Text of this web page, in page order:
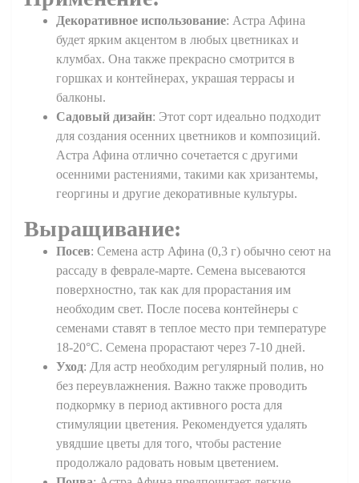
Декоративное использование: Астра Афина
будет ярким акцентом в любых цветниках и
клумбах. Она также прекрасно смотрится в
горшках и контейнерах, украшая террасы и
балконы.
Садовый дизайн: Этот сорт идеально подходит
для создания осенних цветников и композиций.
Астра Афина отлично сочетается с другими
осенними растениями, такими как хризантемы,
георгины и другие декоративные культуры.
Выращивание:
Посев: Семена астр Афина (0,3 г) обычно сеют на
рассаду в феврале-марте. Семена высеваются
поверхностно, так как для прорастания им
необходим свет. После посева контейнеры с
семенами ставят в теплое место при температуре
18-20°C. Семена прорастают через 7-10 дней.
Уход: Для астр необходим регулярный полив, но
без переувлажнения. Важно также проводить
подкормку в период активного роста для
стимуляции цветения. Рекомендуется удалять
увядшие цветы для того, чтобы растение
продолжало радовать новым цветением.